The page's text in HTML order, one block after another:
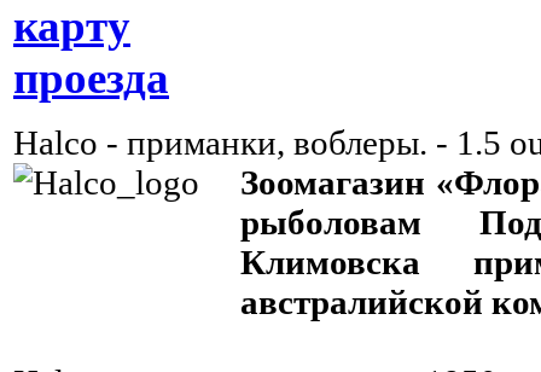
карту
проезда
Halco - приманки, воблеры. - 1.5
Зоомагазин
рыболовам
Климовска
австралийской